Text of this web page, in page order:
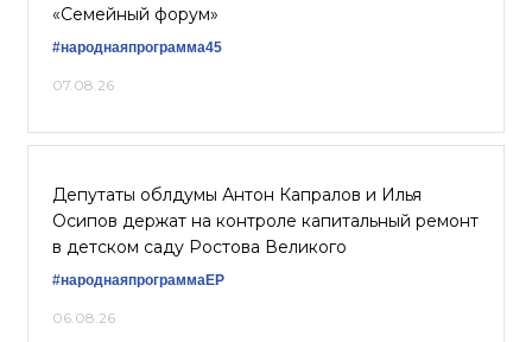
«Семейный форум»
#народнаяпрограмма45
07.08.26
Депутаты облдумы Антон Капралов и Илья
Осипов держат на контроле капитальный ремонт
в детском саду Ростова Великого
#народнаяпрограммаЕР
06.08.26